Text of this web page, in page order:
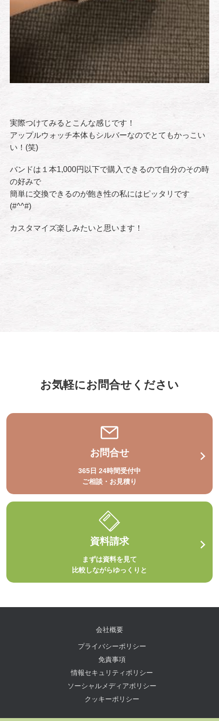
実際つけてみるとこんな感じです！
アップルウォッチ本体もシルバーなのでとてもかっこい
い！(笑)
バンドは１本1,000円以下で購入できるので自分のその時
の好みで
簡単に交換できるのが飽き性の私にはピッタリです
(#^^#)
カスタマイズ楽しみたいと思います！
お気軽にお問合せください
お問合せ
365日 24時間受付中
ご相談・お見積り
資料請求
まずは資料を見て
比較しながらゆっくりと
会社概要
プライバシーポリシー
免責事項
情報セキュリティポリシー
ソーシャルメディアポリシー
クッキーポリシー